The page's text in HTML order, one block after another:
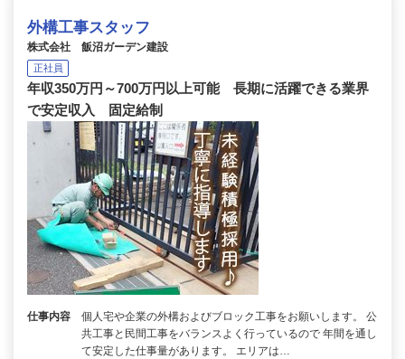
外構工事スタッフ
株式会社 飯沼ガーデン建設
正社員
年収350万円～700万円以上可能 長期に活躍できる業界
で安定収入 固定給制
仕事内容
個人宅や企業の外構およびブロック工事をお願いします。 公
共工事と民間工事をバランスよく行っているので 年間を通し
て安定した仕事量があります。 エリアは…